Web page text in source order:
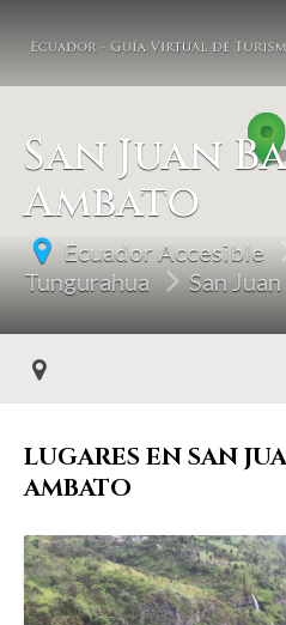
San Juan
Ambato
Ecuador Accesible
Tungurahua
San
LUGARES EN SAN
AMBATO